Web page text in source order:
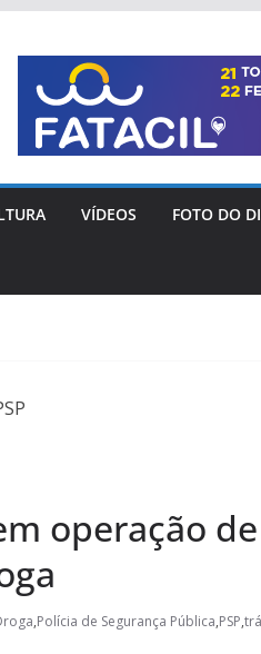
VÍDEOS FOTO DO
operação de
,Polícia de Segurança Pública,PSP,